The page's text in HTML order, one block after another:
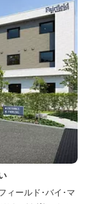
ィールド･バイ･マ